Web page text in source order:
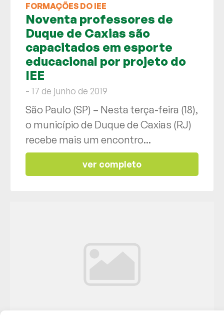
FORMAÇÕES DO IEE
Noventa professores de
Duque de Caxias são
capacitados em esporte
educacional por projeto do
IEE
- 17 de junho de 2019
São Paulo (SP) – Nesta terça-feira (18),
o município de Duque de Caxias (RJ)
recebe mais um encontro...
ver completo